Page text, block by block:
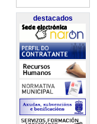
destacados